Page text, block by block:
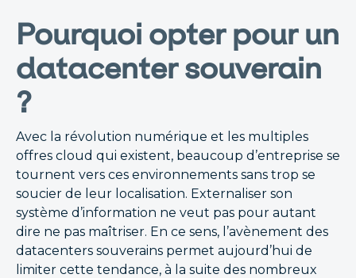
Pourquoi opter pour un
datacenter souverain
?
Avec la révolution numérique et les multiples
offres cloud qui existent, beaucoup d’entreprise se
tournent vers ces environnements sans trop se
soucier de leur localisation. Externaliser son
système d’information ne veut pas pour autant
dire ne pas maîtriser. En ce sens, l’avènement des
datacenters souverains permet aujourd’hui de
limiter cette tendance, à la suite des nombreux